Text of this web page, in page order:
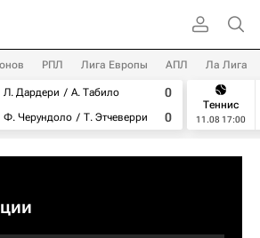
РПЛ Лига Европы АПЛ Ла Лига
Л. Дардери
А. Табило
Ф. Черундоло
Т. Этчеверри
0
0
Теннис
11.08 17:00